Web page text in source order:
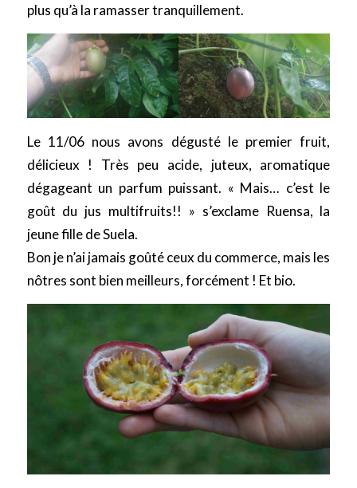
plus qu’à la ramasser tranquillement.
Le 11/06 nous avons dégusté le premier fruit,
délicieux ! Très peu acide, juteux, aromatique
dégageant un parfum puissant. « Mais… c’est le
goût du jus multifruits!! » s’exclame Ruensa, la
jeune fille de Suela.
Bon je n’ai jamais goûté ceux du commerce, mais les
nôtres sont bien meilleurs, forcément ! Et bio.